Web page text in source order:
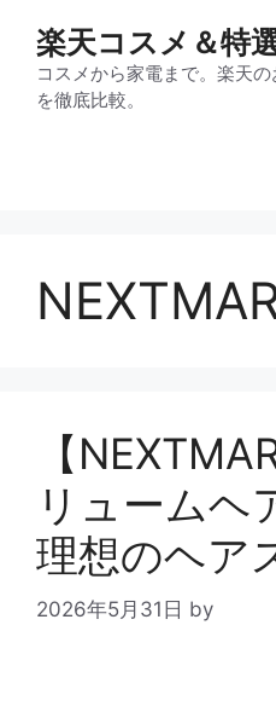
楽天コスメ＆特
コスメから家電まで。楽天
を徹底比較。
【
リュームヘ
理想のヘア
2026年5月31日 by